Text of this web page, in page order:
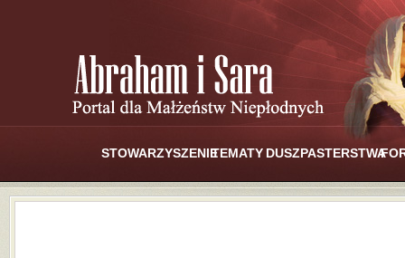
STOWARZYSZENIETEMATY DUSZPASTERSTWA